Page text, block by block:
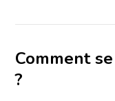
Comment
?